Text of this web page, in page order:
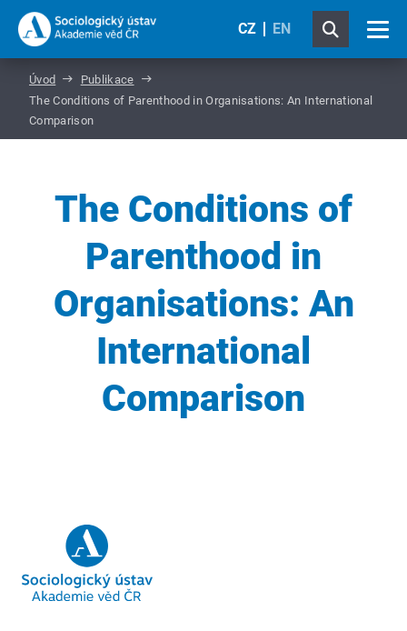
CZ EN
Úvod
Publikace
The Conditions of Parenthood in Organisations: An International
Comparison
The Conditions of
Parenthood in
Organisations: An
International
Comparison